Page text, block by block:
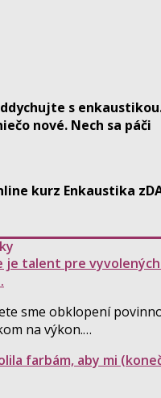
s
nové. Nech sa páči
kurz Enkaustika
je talent pre
sme obklopení
na výkon.…
farbám, aby mi